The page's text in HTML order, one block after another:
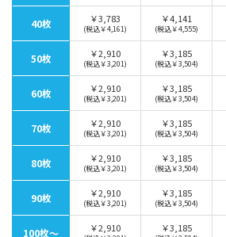
40枚 ￥3,783
(税込￥4,161)
￥4,141
(税込￥4,555)
50枚 ￥2,910
(税込￥3,201)
￥3,185
(税込￥3,504)
60枚 ￥2,910
(税込￥3,201)
￥3,185
(税込￥3,504)
70枚 ￥2,910
(税込￥3,201)
￥3,185
(税込￥3,504)
80枚 ￥2,910
(税込￥3,201)
￥3,185
(税込￥3,504)
90枚 ￥2,910
(税込￥3,201)
￥3,185
(税込￥3,504)
100枚〜 ￥2,910 ￥3,185